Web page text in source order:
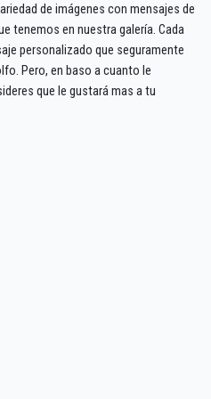
de imágenes con mensajes de
tenemos en nuestra galería. Cada
personalizado que seguramente
Pero, en baso a cuanto le
que le gustará mas a tu